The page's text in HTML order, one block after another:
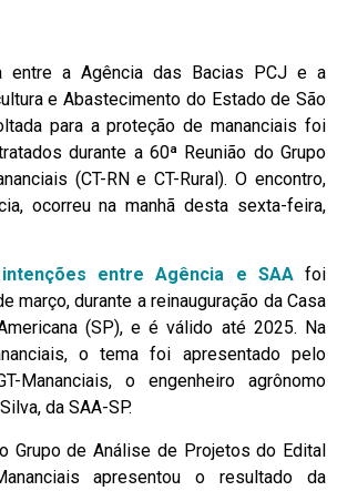
entre a Agência das Bacias PCJ e a
e Abastecimento do Estado de São
para a proteção de mananciais foi
durante a 60ª Reunião do Grupo
(CT-RN e CT-Rural). O encontro,
ocorreu na manhã desta sexta-feira,
entre Agência e SAAfoi
março, durante a reinauguração da Casa
(SP), e é válido até 2025. Na
o tema foi apresentado pelo
Mananciais, o engenheiro agrônomo
da SAA-SP.
Grupo de Análise de Projetos do Edital
apresentou o resultado da